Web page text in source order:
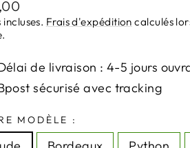
incluses. Frais d'expédition calculés
de livraison : 4-5 jours
sécurisé avec tracking
MODÈLE :